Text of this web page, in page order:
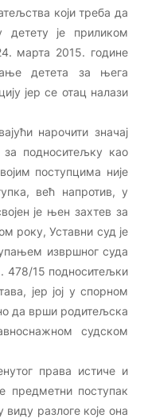
који треба да
је приликом
марта 2015. године
детета за њега
јер се отац налази
нарочити значај
за подноситељку као
поступцима није
већ напротив, у
је њен захтев за
року, Уставни суд је
извршног суда
478/15 подноситељки
јер јој у спорном
да врши родитељска
судском
права истиче и
предметни поступак
разлоге које она